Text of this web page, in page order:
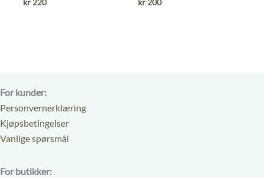
For kunder:
Personvernerklæring
Kjøpsbetingelser
Vanlige spørsmål
For butikker: